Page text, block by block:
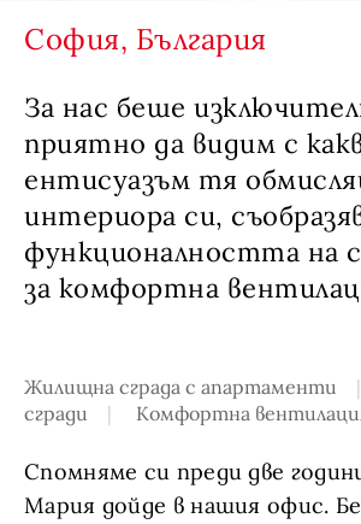
София, България
За нас беше
приятно да видим с
ентисуазъм тя
интериора си,
функционалността на
за комфортна
Жилищна сграда с апартаменти
сгради
Комфортна
Спомняме си преди две
Мария дойде в нашия офис.